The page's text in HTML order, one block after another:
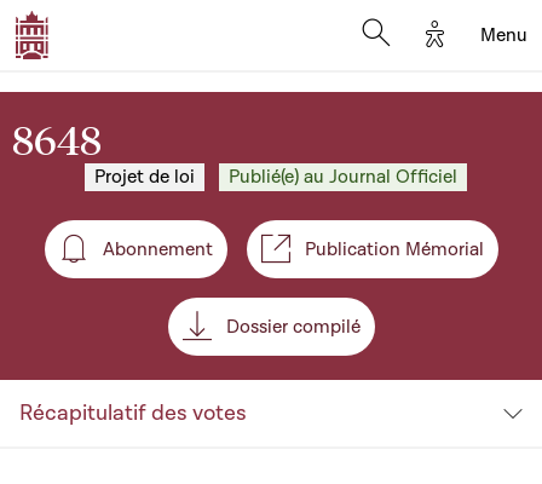
Options
Menu
8648
Projet de loi Publié(e) au Journal Officiel
Abonnement
Abonnement Publication Mémorial
Dossier compilé
Récapitulatif des votes